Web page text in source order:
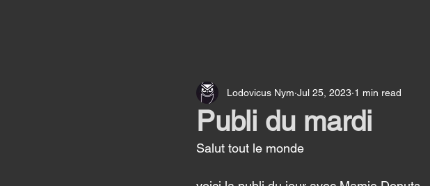
Publi du mardi
Lodovicus Nym Jul 25, 2023 1 min read
Salut tout le monde